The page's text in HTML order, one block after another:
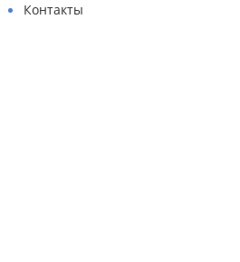
Контакты